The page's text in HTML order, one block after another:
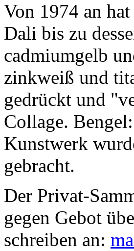
Von 1974 an
Dali bis zu
cadmiumgelb
zinkweiß und
gedrückt und
Collage.
Kunstwerk
gebracht.
Der Privat-
gegen Gebot
schreiben an: